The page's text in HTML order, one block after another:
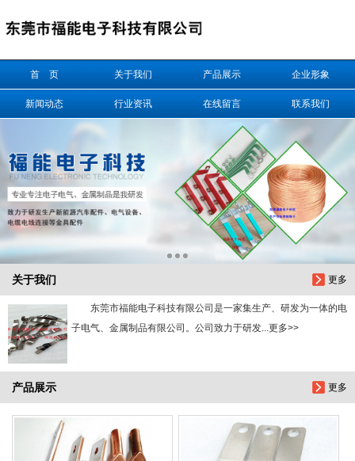
首 页 关于我们 产品展示 企业形象
新闻动态 行业资讯 在线留言 联系我们
更多
关于我们
东莞市福能电子科技有限公司是一家集生产、研发为一体的电
子电气、金属制品有限公司。公司致力于研发...更多>>
更多
产品展示